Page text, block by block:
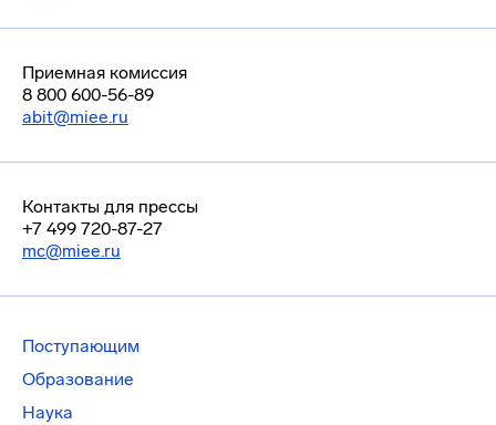
Приемная комиссия
8 800 600-56-89
abit@miee.ru
Контакты для прессы
+7 499 720-87-27
mc@miee.ru
Поступающим
Образование
Наука